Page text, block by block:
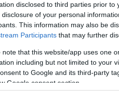
disclosed to third parties prior
of your personal
This information may also be
Participants that may further
note that this website/app uses one
including but not limited to your
to Google and its third-party
Google consent section.